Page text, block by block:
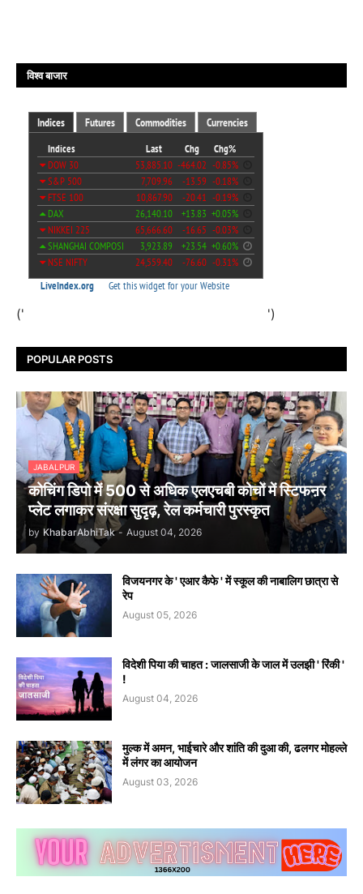
विश्व बाजार
(' ')
POPULAR POSTS
JABALPUR
कोचिंग डिपो में 500 से अधिक एलएचबी कोचों में स्टिफऩर
प्लेट लगाकर संरक्षा सुदृढ़, रेल कर्मचारी पुरस्कृत
by KhabarAbhiTak - August 04, 2026
विजयनगर के ' एआर कैफे ' में स्कूल की नाबालिग छात्रा से
रेप
August 05, 2026
विदेशी पिया की चाहत : जालसाजी के जाल में उलझी ' रिंकी '
!
August 04, 2026
मुल्क में अमन, भाईचारे और शांति की दुआ की, ढलगर मोहल्ले
में लंगर का आयोजन
August 03, 2026